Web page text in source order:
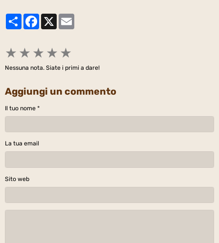
PartagerFacebook
X
★ ★ ★ ★ ★
Nessuna nota. Siate i primi a dare!
Aggiungi un commento
Il tuo nome
La tua email
Sito web